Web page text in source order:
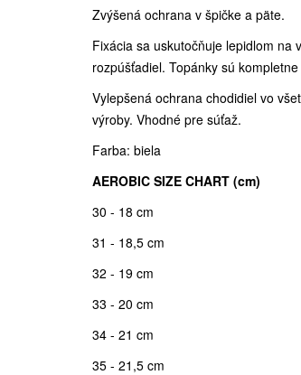
Zvýšená ochrana v špičke a päte.
Fixácia sa uskutočňuje lepidlom na
rozpúšťadiel. Topánky sú
Vylepšená ochrana chodidiel vo
výroby. Vhodné pre súťaž.
Farba: biela
AEROBIC SIZE CHART (cm)
30 - 18 cm
31 - 18,5 cm
32 - 19 cm
33 - 20 cm
34 - 21 cm
35 - 21,5 cm